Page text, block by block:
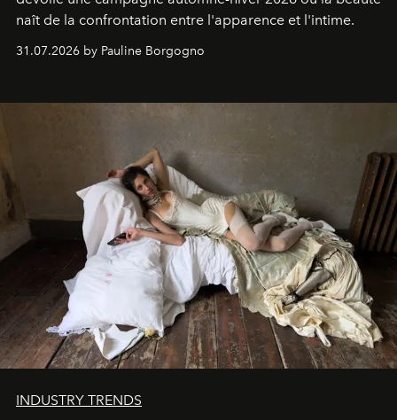
naît de la confrontation entre l'apparence et l'intime.
31.07.2026 by Pauline Borgogno
INDUSTRY TRENDS